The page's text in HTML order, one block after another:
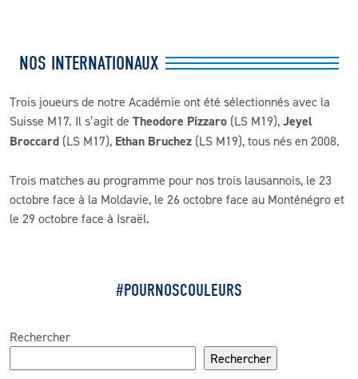
NOS INTERNATIONAUX
Trois joueurs de notre Académie ont été sélectionnés avec la
Suisse M17. Il s’agit de Theodore Pizzaro (LS M19), Jeyel
Broccard (LS M17), Ethan Bruchez (LS M19), tous nés en 2008.
Trois matches au programme pour nos trois lausannois, le 23
octobre face à la Moldavie, le 26 octobre face au Monténégro et
le 29 octobre face à Israël.
#POURNOSCOULEURS
Rechercher
Rechercher